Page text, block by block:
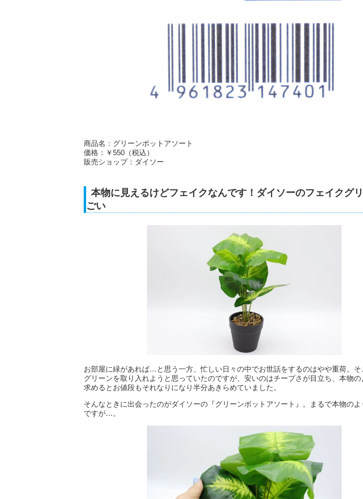
商品名：グリーンポットアソート
価格：￥550（税込）
販売ショップ：ダイソー
本物に見えるけどフェイクなんです！ダイソーのフェイクグ
ごい
お部屋に緑があれば…と思う一方、忙しい日々の中でお世話をするのはやや重荷。そ
グリーンを取り入れようと思っていたのですが、安いのはチープさが目立ち、本物の
求めるとお値段もそれなりになり半分あきらめていました。
そんなときに出会ったのがダイソーの『グリーンポットアソート』。まるで本物のよ
ですが…。